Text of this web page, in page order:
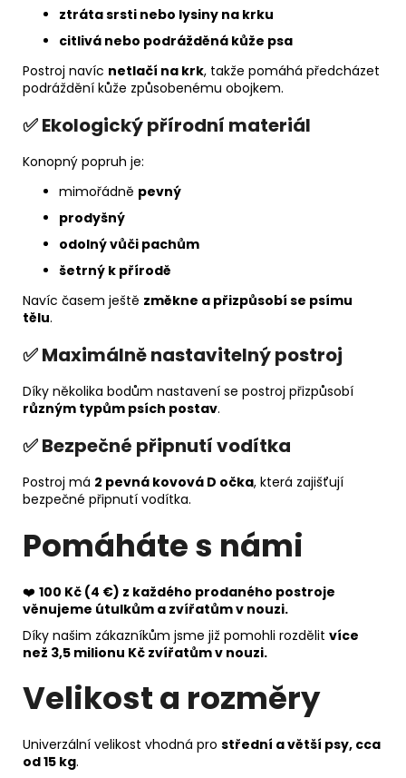
ztráta srsti nebo lysiny na krku
citlivá nebo podrážděná kůže psa
Postroj navíc netlačí na krk, takže pomáhá předcházet
podráždění kůže způsobenému obojkem.
✅ Ekologický přírodní materiál
Konopný popruh je:
mimořádně pevný
prodyšný
odolný vůči pachům
šetrný k přírodě
Navíc časem ještě změkne a přizpůsobí se psímu
tělu.
✅ Maximálně nastavitelný postroj
Díky několika bodům nastavení se postroj přizpůsobí
různým typům psích postav.
✅ Bezpečné připnutí vodítka
Postroj má 2 pevná kovová D očka, která zajišťují
bezpečné připnutí vodítka.
Pomáháte s námi
❤️ 100 Kč (4 €) z každého prodaného postroje
věnujeme útulkům a zvířatům v nouzi.
Díky našim zákazníkům jsme již pomohli rozdělit více
než 3,5 milionu Kč zvířatům v nouzi.
Velikost a rozměry
Univerzální velikost vhodná pro střední a větší psy, cca
od 15 kg.